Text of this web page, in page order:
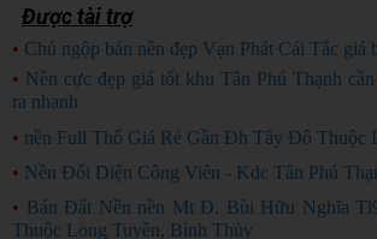
Được tài trợ
• Chủ ngộp bán nền đẹp Vạn Phát Cái Tắc giá
• Nền cực đẹp giá tốt khu Tân Phú Thạnh
ra nhanh
• nền Full Thổ Giá Rẻ Gần Đh Tây Đô Thuộc
• Nền Đối Diện Công Viên - Kdc Tân Phú
• Bán Đất Nền nền Mt Đ. Bùi Hữu Nghĩa
Thuộc Long Tuyền, Bình Thủy